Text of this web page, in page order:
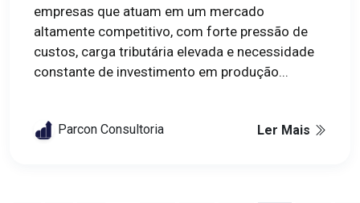
empresas que atuam em um mercado
altamente competitivo, com forte pressão de
custos, carga tributária elevada e necessidade
constante de investimento em produção...
Parcon Consultoria Ler Mais